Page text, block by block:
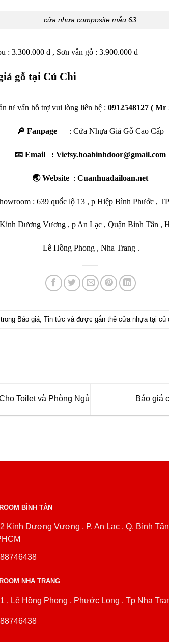
cửa nhựa composite mẫu 63
: 3.300.000 đ , Sơn vân gỗ : 3.900.000 đ
gỗ tại Củ Chi
tư vấn hỗ trợ vui lòng liên hệ : 0912548127 ( Mr
🔎 Fanpage : Cửa Nhựa Giả Gỗ Cao Cấp
📧 Email : Vietsy.hoabinhdoor@gmail.com
🌏 Website : Cuanhuadailoan.net
: 639 quốc lộ 13 , p Hiệp Bình Phước ,
Kinh Dương Vương , p An Lạc , Quận Bình Tân ,
Lê Hồng Phong , Nha Trang .
Báo giá Tin tức và được gắn thẻ cửa nhựa tại củ
Toilet và Phòng Ngủ Báo giá
BÌNH TÂN
Kinh Dương Vương , P. An Lạc , Q. Bình
NHA TRANG
, Lê Hồng Phong , Phước Long , Tp Nha